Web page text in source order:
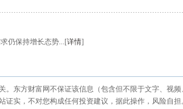
仍保持增长态势...[详情]
东方财富网不保证该信息（包含但不限于文字、视
证实，不对您构成任何投资建议，据此操作，风险自担